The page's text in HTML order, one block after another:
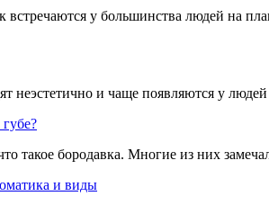
встречаются у большинства людей на
неэстетично и чаще появляются у
такое бородавка. Многие из них
и виды